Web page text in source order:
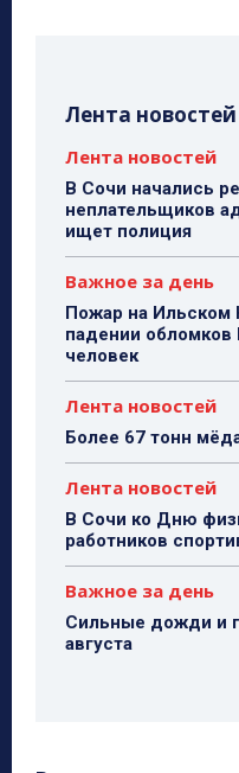
Лента новостей
Лента новостей
В Сочи начались
неплательщиков
ищет полиция
Важное за день
Пожар на Ильском
падении
человек
Лента новостей
Более 67 тонн
Лента новостей
В Сочи ко Дню
работников
Важное за день
Сильные дожди и
августа